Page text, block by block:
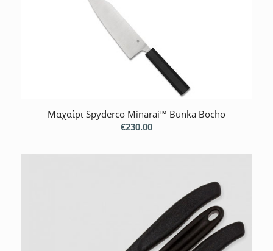
Μαχαίρι Spyderco Minarai™ Bunka Bocho
€230.00